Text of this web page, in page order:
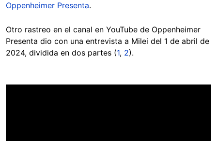
Oppenheimer Presenta.
Otro rastreo en el canal en YouTube de Oppenheimer
Presenta dio con una entrevista a Milei del 1 de abril de
2024, dividida en dos partes (1, 2).